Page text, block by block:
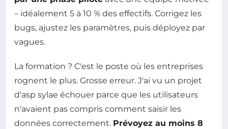
– idéalement 5 à 10 % des effectifs. Corrigez les
bugs, ajustez les paramètres, puis déployez par
vagues.
La formation ? C'est le poste où les entreprises
rognent le plus. Grosse erreur. J'ai vu un projet
d'asp sylae échouer parce que les utilisateurs
n'avaient pas compris comment saisir les
données correctement. Prévoyez au moins 8